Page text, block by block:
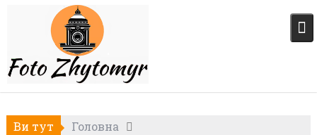
Ви тут
Головна